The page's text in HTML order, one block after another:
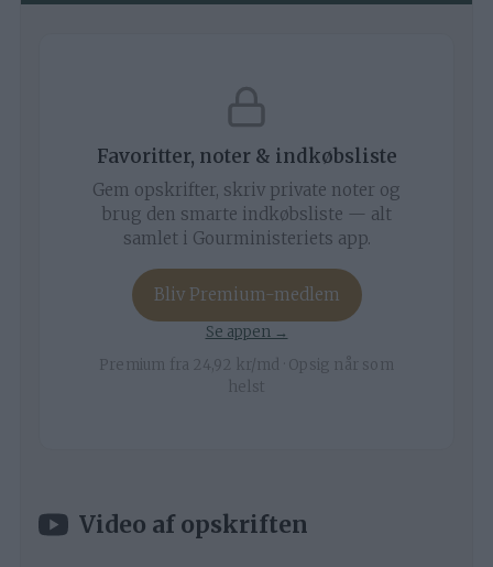
Favoritter, noter & indkøbsliste
Gem opskrifter, skriv private noter og
brug den smarte indkøbsliste — alt
samlet i Gourministeriets app.
Bliv Premium-medlem
Se appen →
Premium fra 24,92 kr/md · Opsig når som
helst
Video af opskriften